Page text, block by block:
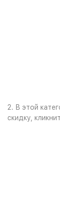
2. В этой
скидку,